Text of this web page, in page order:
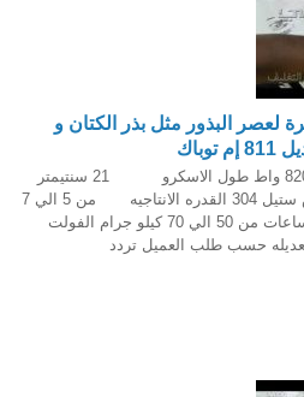
لعصر البذور مثل بذر الكتان و
المواصفات الطاقة 820 واط طول الاسكرو 21 سنتيمتر
خامة الاسكرو من الاستانلس ستيل 304 القدره الانتاجيه من 5 الي 7
كيلو جرام بالساعه اي بورديه 10 ساعات من 50 الي 70 كيلو جرام الفولت
و يمكن تعديله حسب طلب العميل تردد